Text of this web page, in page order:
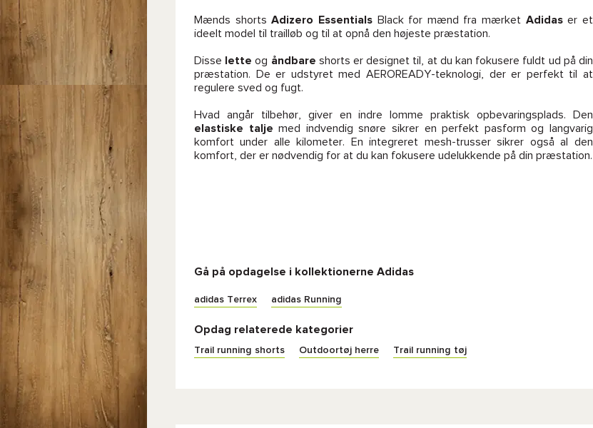
Mænds shortsAdizero EssentialsBlack for mænd fra mærket Adidaser et
ideelt model til trailløb og til at opnå den højeste præstation.
Disse lette og åndbare shorts er designet til, at du kan fokusere fuldt ud på din
præstation. De er udstyret med AEROREADY-teknologi, der er perfekt til at
regulere sved og fugt.
Hvad angår tilbehør, giver en indre lomme praktisk opbevaringsplads. Den
elastiske talje med indvendig snøre sikrer en perfekt pasform og langvarig
komfort under alle kilometer. En integreret mesh-trusser sikrer også al den
komfort, der er nødvendig for at du kan fokusere udelukkende på din præstation.
Gå på opdagelse i kollektionerne Adidas
adidas Terrex adidas Running
Opdag relaterede kategorier
Trail running shorts Outdoortøj herre Trail running tøj